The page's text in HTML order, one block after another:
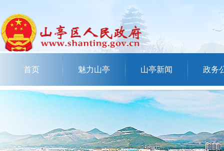
首页 魅力山亭 山亭新闻 政务